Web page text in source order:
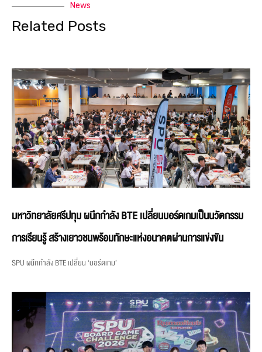
News
Related Posts
มหาวิทยาลัยศรีปทุม ผนึกกำลัง BTE เปลี่ยนบอร์ดเกมเป็นนวัตกรรม
การเรียนรู้ สร้างเยาวชนพร้อมทักษะแห่งอนาคตผ่านการแข่งขัน
SPU ผนึกกำลัง BTE เปลี่ยน ‘บอร์ดเกม’